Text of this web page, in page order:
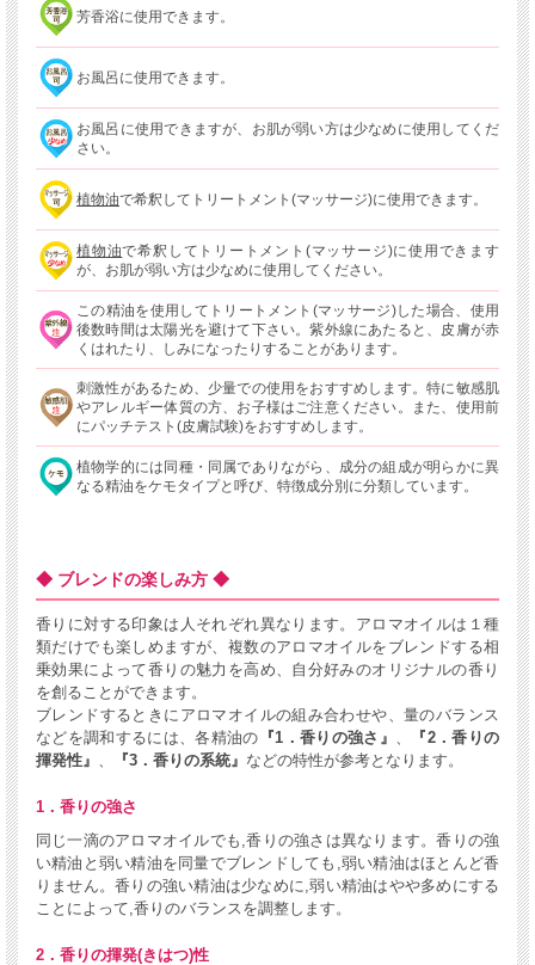
芳香浴に使用できます。
お風呂に使用できます。
お風呂に使用できますが、お肌が弱い方は少なめに使用してくだ
さい。
植物油で希釈してトリートメント(マッサージ)に使用できます。
植物油で希釈してトリートメント(マッサージ)に使用できます
が、お肌が弱い方は少なめに使用してください。
この精油を使用してトリートメント(マッサージ)した場合、使用
後数時間は太陽光を避けて下さい。紫外線にあたると、皮膚が赤
くはれたり、しみになったりすることがあります。
刺激性があるため、少量での使用をおすすめします。特に敏感肌
やアレルギー体質の方、お子様はご注意ください。また、使用前
にパッチテスト(皮膚試験)をおすすめします。
植物学的には同種・同属でありながら、成分の組成が明らかに異
なる精油をケモタイプと呼び、特徴成分別に分類しています。
◆ ブレンドの楽しみ方 ◆
香りに対する印象は人それぞれ異なります。アロマオイルは１種
類だけでも楽しめますが、複数のアロマオイルをブレンドする相
乗効果によって香りの魅力を高め、自分好みのオリジナルの香り
を創ることができます。
ブレンドするときにアロマオイルの組み合わせや、量のバランス
などを調和するには、各精油の 『1．香りの強さ』
『2．香りの
揮発性』
『3．香りの系統』 などの特性が参考となります。
1．香りの強さ
同じ一滴のアロマオイルでも,香りの強さは異なります。香りの強
い精油と弱い精油を同量でブレンドしても,弱い精油はほとんど香
りません。香りの強い精油は少なめに,弱い精油はやや多めにする
ことによって,香りのバランスを調整します。
2．香りの揮発(きはつ)性